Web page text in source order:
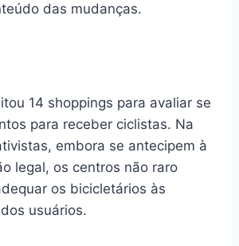
das mudanças.
14 shoppings para avaliar se
para receber ciclistas. Na
embora se antecipem à
legal, os centros não raro
os bicicletários às
usuários.